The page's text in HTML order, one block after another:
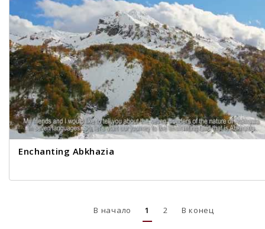
Enchanting Abkhazia
В начало 1 2 В конец